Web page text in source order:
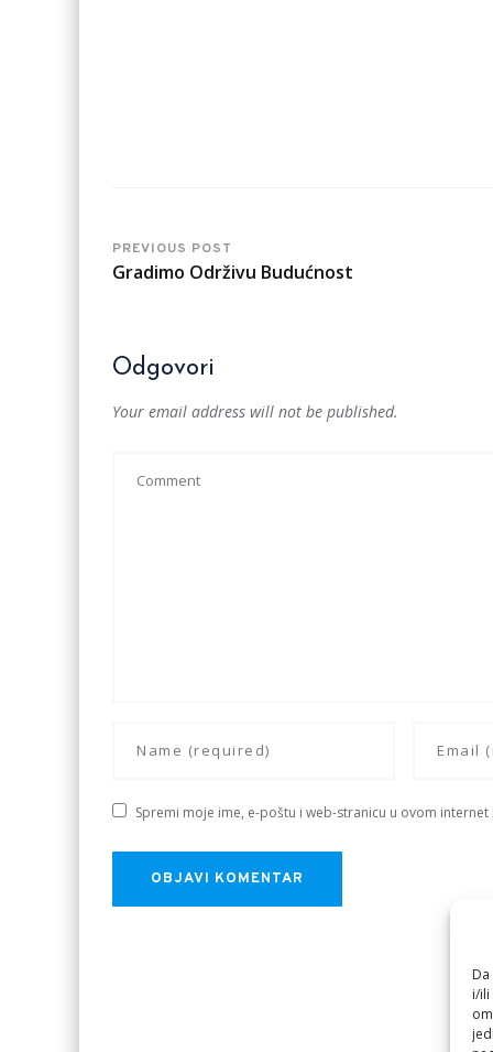
i/ili
PREVIOUS POST
Gradimo Održivu Budućnost
Odgovori
Your email address will not be published.
Spremi moje ime, e-poštu i web-stranicu u ovom